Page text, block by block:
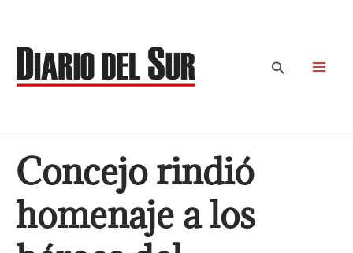
contenido
Buscar
Concejo rindió
homenaje a los